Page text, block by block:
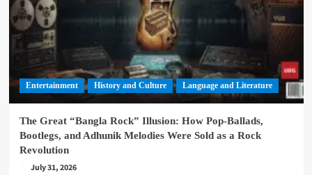
Entertainment History and Culture Language and Literature
The Great “Bangla Rock” Illusion: How Pop-Ballads,
Bootlegs, and Adhunik Melodies Were Sold as a Rock
Revolution
July 31, 2026